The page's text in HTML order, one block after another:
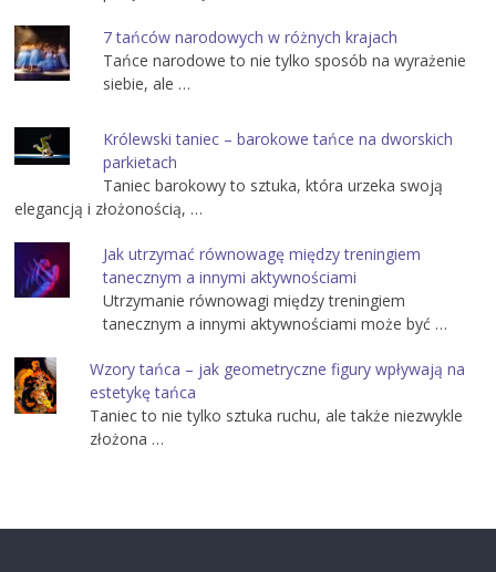
7 tańców narodowych w różnych krajach
Tańce narodowe to nie tylko sposób na wyrażenie
siebie, ale …
Królewski taniec – barokowe tańce na dworskich
parkietach
Taniec barokowy to sztuka, która urzeka swoją
elegancją i złożonością, …
Jak utrzymać równowagę między treningiem
tanecznym a innymi aktywnościami
Utrzymanie równowagi między treningiem
tanecznym a innymi aktywnościami może być …
Wzory tańca – jak geometryczne figury wpływają na
estetykę tańca
Taniec to nie tylko sztuka ruchu, ale także niezwykle
złożona …